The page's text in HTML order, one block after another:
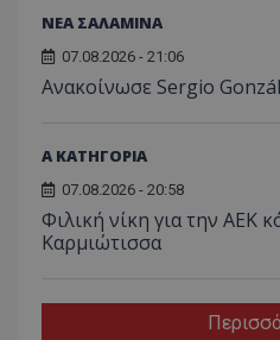
ΝΕΑ ΣΑΛΑΜΙΝΑ
07.08.2026 - 21:06
Ανακοίνωσε Sergio
Α ΚΑΤΗΓΟΡΙΑ
07.08.2026 - 20:58
Φιλική νίκη για την ΑΕΚ
Καρμιώτισσα